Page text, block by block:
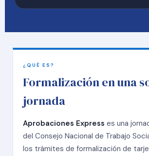
¿QUÉ ES?
Formalización en una
jornada
Aprobaciones Express es una
del Consejo Nacional de Trabajo
los trámites de formalización de